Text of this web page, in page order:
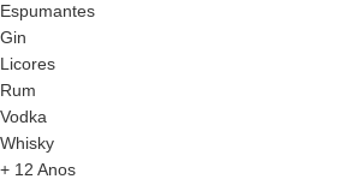
Espumantes
Gin
Licores
Rum
Vodka
Whisky
+ 12 Anos